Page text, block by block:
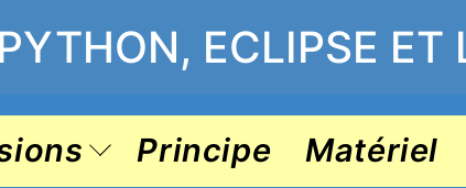
ECLIPSE ET
Principe Matériel